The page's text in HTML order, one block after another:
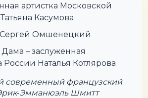
артистка Московской
Касумова
Сергей Омшенецкий
– заслуженная
России Наталья Котлярова
современный французский
Шмитт